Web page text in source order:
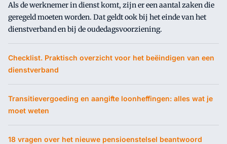
Als de werknemer in dienst komt, zijn er een aantal zaken die
geregeld moeten worden. Dat geldt ook bij het einde van het
dienstverband en bij de oudedagsvoorziening.
Checklist. Praktisch overzicht voor het beëindigen van een
dienstverband
Transitievergoeding en aangifte loonheffingen: alles wat je
moet weten
18 vragen over het nieuwe pensioenstelsel beantwoord